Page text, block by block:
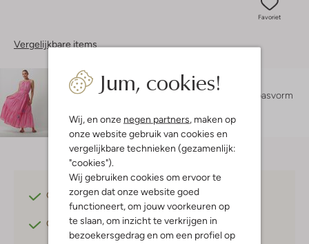
Jum, cookies!
Wij, en onze negen partners, maken op
onze website gebruik van cookies en
vergelijkbare technieken (gezamenlijk:
"cookies").
Wij gebruiken cookies om ervoor te
zorgen dat onze website goed
functioneert, om jouw voorkeuren op
te slaan, om inzicht te verkrijgen in
bezoekersgedrag en om een profiel op
Favoriet
Vergelijkbare items
Maatadvies
Amy is 1 meter 78 lang en draagt maat S.
De pasvorm
Gratis verzendingvanaf €75,-
Gratis retournerenbinnen 30 dagen*